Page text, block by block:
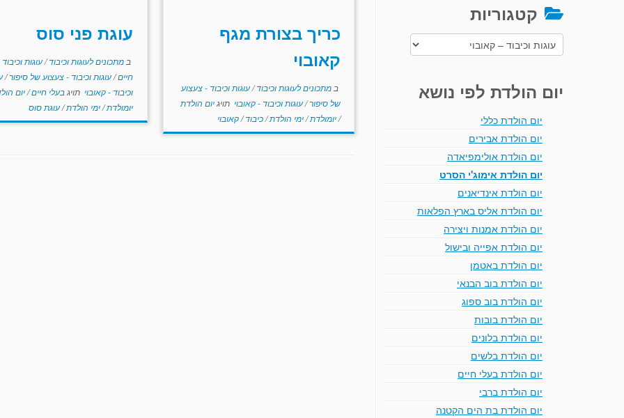
קטגוריות
קטגוריות
יום הולדת לפי נושא
יום הולדת כללי
יום הולדת אבירים
יום הולדת אולימפיאדה
יום הולדת אימוג'י הסרט
יום הולדת אינדיאנים
יום הולדת אליס בארץ הפלאות
יום הולדת אמנות ויצירה
יום הולדת אפייה ובישול
יום הולדת באטמן
יום הולדת בוב הבנאי
יום הולדת בוב ספוג
יום הולדת בובות
יום הולדת בלונים
יום הולדת בלשים
יום הולדת בעלי חיים
יום הולדת ברבי
יום הולדת בת הים הקטנה
כריך בצורת מגף
קאובוי
במתכונים לעוגות וכיבוד/עוגות וכיבוד - צעצוע
של סיפור/עוגות וכיבוד - קאובוי תויגיום הולדת
/יומולדת/ימי הולדת/כיבוד/קאובוי
עוגת פני סוס
ב מתכונים לעוגות וכיבוד/עוגות
חיים/עוגות וכיבוד - צעצוע של סיפור/
וכיבוד - קאובוי תויגבעלי חיים/יום
יומולדת/ימי הולדת/עוגת סוס